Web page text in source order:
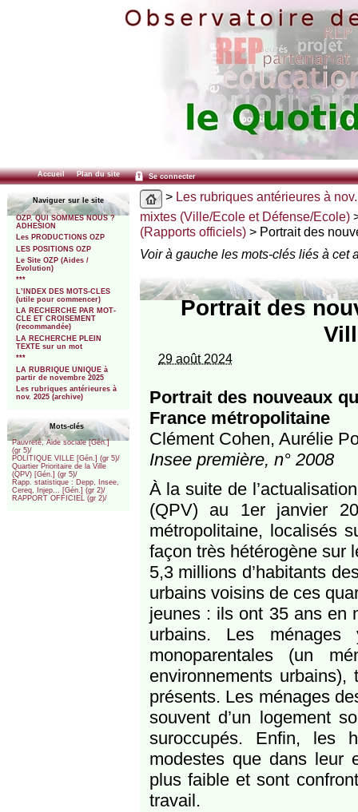
Accueil Plan du site Se connecter
Naviguer sur le site
OZP. QUI SOMMES NOUS ?
ADHESION
Les PRODUCTIONS OZP
LES POSITIONS OZP
Le Site OZP (Aides /
Evolution)
***
L’INDEX DES MOTS-CLES
(utile pour commencer)
LA RECHERCHE PAR MOT-
CLE ET CROISEMENT
(recommandée)
LA RECHERCHE PLEIN
TEXTE sur un mot
***
LA RUBRIQUE UNIQUE à
partir de novembre 2025
Les rubriques antérieures à
nov. 2025 (archive)
Mots-clés
Pauvreté, Aide sociale [Gén.]
(gr 5)/
POLITIQUE VILLE [Gén.] (gr 5)/
Quartier Prioritaire de la Ville
(QPV) [Gén.] (gr 5)/
Rapp. statistique : Depp, Insee,
Cereq, Injep... [Gén.] (gr 2)/
RAPPORT OFFICIEL (gr 2)/
> Les rubriques antérieures à
mixtes (Ville/Ecole et Défense/Ecole)
(Rapports officiels)> Portrait des
Voir à gauche les mots-clés liés à cet
Portrait des
29 août 2024
Portrait des nouveaux
France métropolitaine
Clément Cohen, Aurélie
Insee première, n° 2008
À la suite de
(QPV) au 1er janvier
métropolitaine, localisés
façon très hétérogène sur
5,3 millions d’habitants
urbains voisins de ces
jeunes : ils ont 35 ans en
urbains. Les
monoparentales (un
environnements
présents. Les ménages
souvent d’un logement
suroccupés. Enfin, les
modestes que dans leur
plus faible et sont
travail.